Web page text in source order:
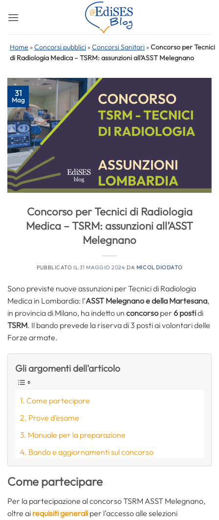
Home »Concorsi pubblici »Concorsi Sanitari »Concorso per Tecnici
di Radiologia Medica – TSRM: assunzioni all’ASST Melegnano
31
Mag
Concorso per Tecnici di Radiologia
Medica – TSRM: assunzioni all’ASST
Melegnano
PUBBLICATO IL 31 MAGGIO 2024 DA MICOL DIODATO
Sono previste nuove assunzioni per Tecnici di Radiologia
Medica in Lombardia: l’ASST Melegnano e della Martesana,
in provincia di Milano, ha indetto un concorso per 6 postidi
TSRM. Il bando prevede la riserva di 3 posti ai volontari delle
Forze armate.
Gli argomenti dell'articolo
Come partecipare
Prove d’esame
Manuale per la preparazione
Bando e aggiornamenti sul concorso
Come partecipare
Per la partecipazione al concorso TSRM ASST Melegnano,
oltre ai requisiti generali per l’accesso alle selezioni